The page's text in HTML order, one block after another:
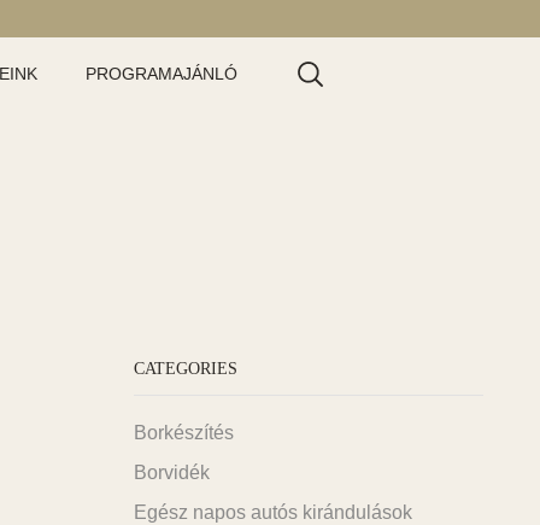
PROGRAMAJÁNLÓ
CATEGORIES
Borkészítés
Borvidék
Egész napos autós kirándulások